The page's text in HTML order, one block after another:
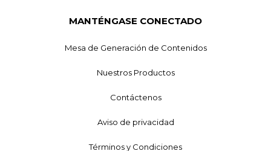
MANTÉNGASE CONECTADO
Mesa de Generación de Contenidos
Nuestros Productos
Contáctenos
Aviso de privacidad
Términos y Condiciones